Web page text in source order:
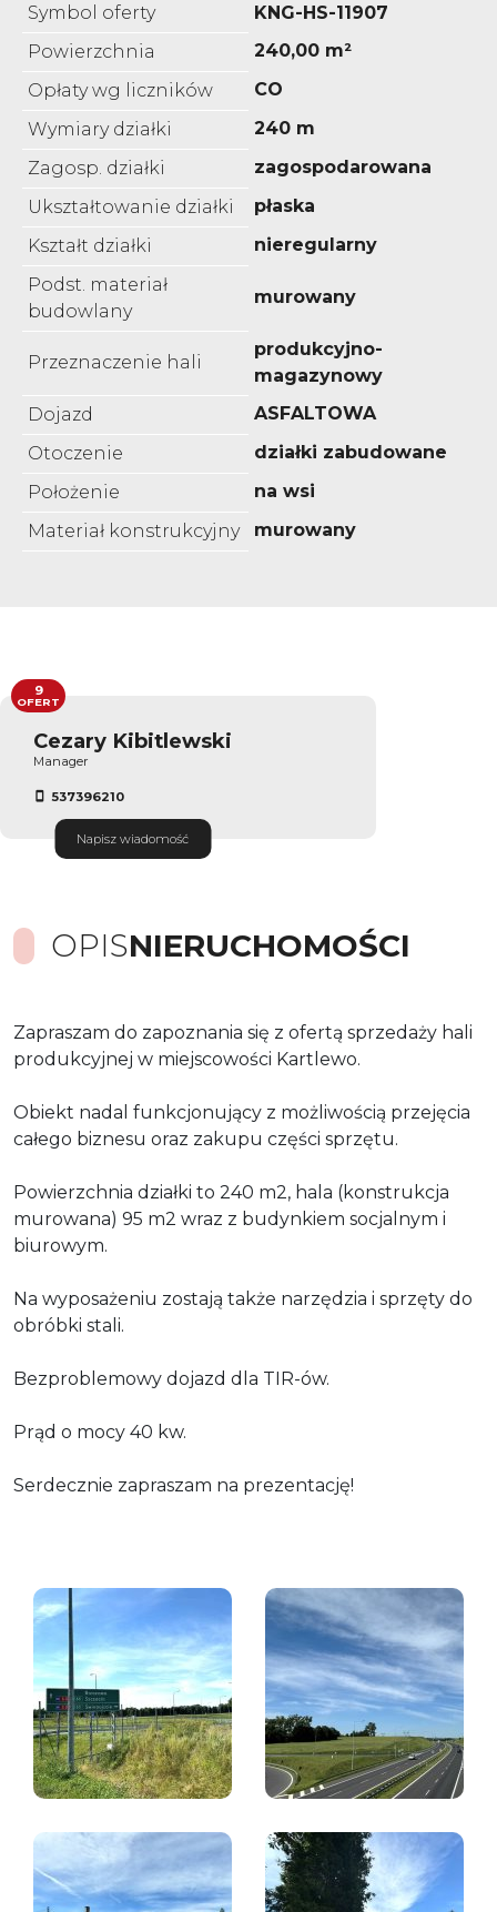
Symbol oferty
KNG-HS-11907
Powierzchnia
240,00 m²
Opłaty wg liczników
CO
Wymiary działki
240 m
Zagosp. działki
zagospodarowana
Ukształtowanie działki
płaska
Kształt działki
nieregularny
Podst. materiał
budowlany
murowany
Przeznaczenie hali
produkcyjno-
magazynowy
Dojazd
ASFALTOWA
Otoczenie
działki zabudowane
Położenie
na wsi
Materiał konstrukcyjny
murowany
Cezary Kibitlewski
Manager
537396210
Napisz wiadomość
9
OFERT
OPISNIERUCHOMOŚCI
Zapraszam do zapoznania się z ofertą sprzedaży hali
produkcyjnej w miejscowości Kartlewo.
Obiekt nadal funkcjonujący z możliwością przejęcia
całego biznesu oraz zakupu części sprzętu.
Powierzchnia działki to 240 m2, hala (konstrukcja
murowana) 95 m2 wraz z budynkiem socjalnym i
biurowym.
Na wyposażeniu zostają także narzędzia i sprzęty do
obróbki stali.
Bezproblemowy dojazd dla TIR-ów.
Prąd o mocy 40 kw.
Serdecznie zapraszam na prezentację!